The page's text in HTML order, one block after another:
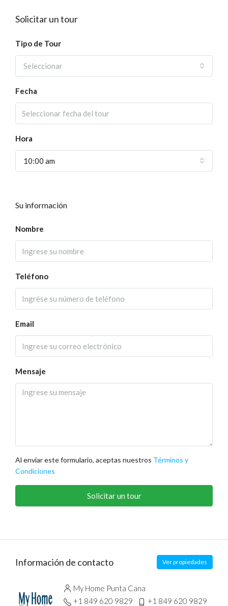
Solicitar un tour
Tipo de Tour
Seleccionar
Fecha
Hora
10:00 am
Su información
Nombre
Teléfono
Email
Mensaje
Al enviar este formulario, aceptas nuestros Términos y
Condiciones
Solicitar un tour
Información de contacto Ver propiedades
My Home Punta Cana
+1 849 620 9829
+1 849 620 9829